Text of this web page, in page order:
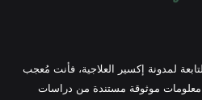
لمدونة إكسير العلاجية، فأنت مُعجب
معلومات موثوقة مستندة من دراسات